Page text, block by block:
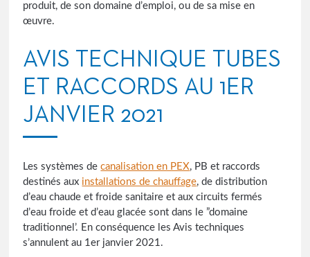
produit, de son domaine d’emploi, ou de sa mise en
œuvre.
AVIS TECHNIQUE TUBES
ET RACCORDS AU 1ER
JANVIER 2021
Les systèmes decanalisation en PEX, PB et raccords
destinés aux installations de chauffage, de distribution
d’eau chaude et froide sanitaire et aux circuits fermés
d’eau froide et d’eau glacée sont dans le ”domaine
traditionnel’. En conséquence les Avis techniques
s’annulent au 1er janvier 2021.